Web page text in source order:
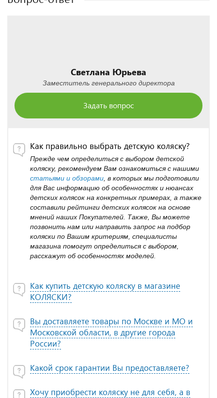
Светлана Юрьева
Заместитель генерального директора
Задать вопрос
Как правильно выбрать детскую коляску?
Прежде чем определиться с выбором детской
коляску, рекомендуем Вам ознакомиться с нашими
статьями и обзорами , в которых мы подготовили
для Вас информацию об особенностях и нюансах
детских колясок на конкретных примерах, а также
составили рейтинги детских колясок на основе
мнений наших Покупателей. Также, Вы можете
позвонить нам или направить запрос на подбор
коляски по Вашим критериям, специалисты
магазина помогут определиться с выбором,
расскажут об особенностях моделей.
Как купить детскую коляску в магазине
КОЛЯСКИ?
Вы доставляете товары по Москве и МО и
Московской области, в другие города
России?
Какой срок гарантии Вы предоставляете?
Хочу приобрести коляску не для себя, а в